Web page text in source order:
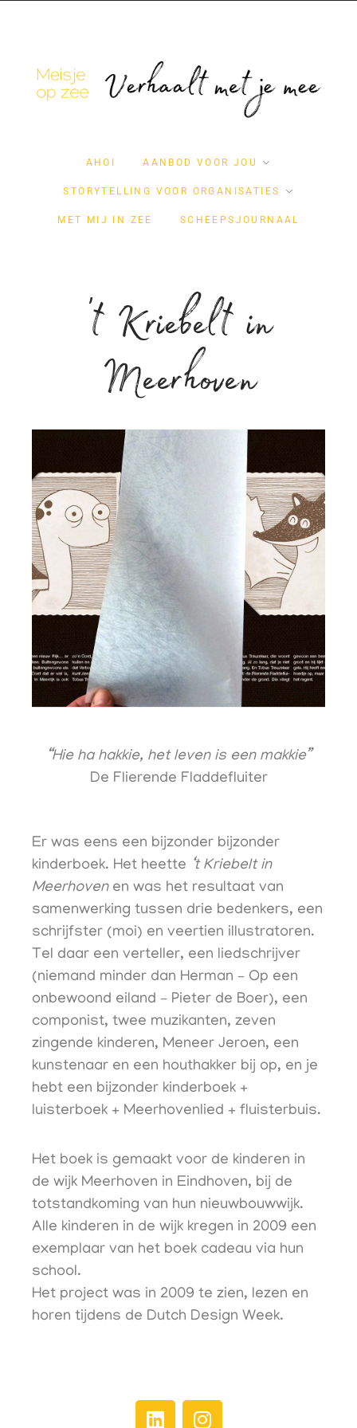
AHOI AANBOD VOOR JOU
STORYTELLING VOOR ORGANISATIES
MET MIJ IN ZEE SCHEEPSJOURNAAL
't Kriebelt in
Meerhoven
“Hie ha hakkie, het leven is een makkie”
De Flierende Fladdefluiter
Er was eens een bijzonder bijzonder
kinderboek. Het heette ‘t Kriebelt in
Meerhovenen was het resultaat van
samenwerking tussen drie bedenkers, een
schrijfster (moi) en veertien illustratoren.
Tel daar een verteller, een liedschrijver
(niemand minder dan Herman – Op een
onbewoond eiland – Pieter de Boer), een
componist, twee muzikanten, zeven
zingende kinderen, Meneer Jeroen, een
kunstenaar en een houthakker bij op, en je
hebt een bijzonder kinderboek +
luisterboek + Meerhovenlied + fluisterbuis.
Het boek is gemaakt voor de kinderen in
de wijk Meerhoven in Eindhoven, bij de
totstandkoming van hun nieuwbouwwijk.
Alle kinderen in de wijk kregen in 2009 een
exemplaar van het boek cadeau via hun
school.
Het project was in 2009 te zien, lezen en
horen tijdens de Dutch Design Week.